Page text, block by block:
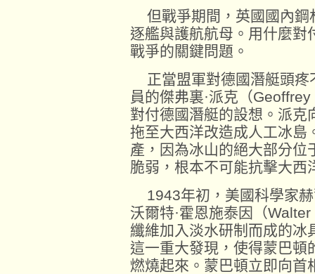
但戰爭期間，英國國內鋼
逐艦與護航航母。用什麼對
戰爭的關鍵問題。
正當盟軍對德國潛艇頭疼
員的傑弗裏·派克（
對付德國潛艇的設想。派克
拖至大西洋改造成人工冰島
產，因為冰山的絕大部分位
脆弱，根本不可能抗擊大西
1943年初，美國科學家赫
沃爾特·霍恩施泰因（
纖維加入淡水研制而成的冰
這一重大發現，使得蒙巴頓
燃燒起來。蒙巴頓立即向首